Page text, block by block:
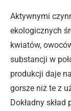
Aktywnymi
ekologicznych
kwiatów,
substancji w
produkcji daje
gorsze niż te z
Dokładny